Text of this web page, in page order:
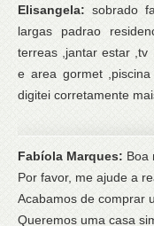
Elisangela:sobrado
largas padrao
terreas ,jantar estar ,tv
e area gormet
digitei corretamente
Fabíola Marques: Boa
Por favor, me ajude a
Acabamos de comprar
Queremos uma casa